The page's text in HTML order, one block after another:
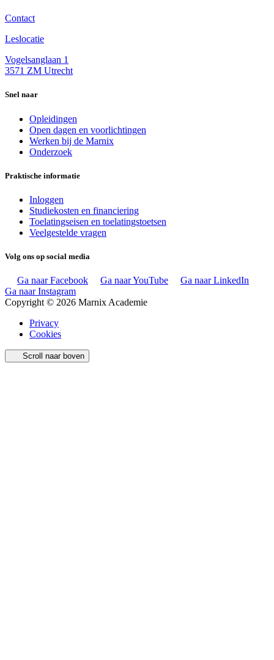
Contact
Leslocatie
Vogelsanglaan 1
3571 ZM Utrecht
Snel naar
Opleidingen
Open dagen en voorlichtingen
Werken bij de Marnix
Onderzoek
Praktische informatie
Inloggen
Studiekosten en financiering
Toelatingseisen en toelatingstoetsen
Veelgestelde vragen
Volg ons op social media
Ga naar Facebook Ga naar YouTube
Ga naar LinkedIn
Ga naar Instagram
Copyright © 2026 Marnix Academie
Privacy
Cookies
Scroll naar boven